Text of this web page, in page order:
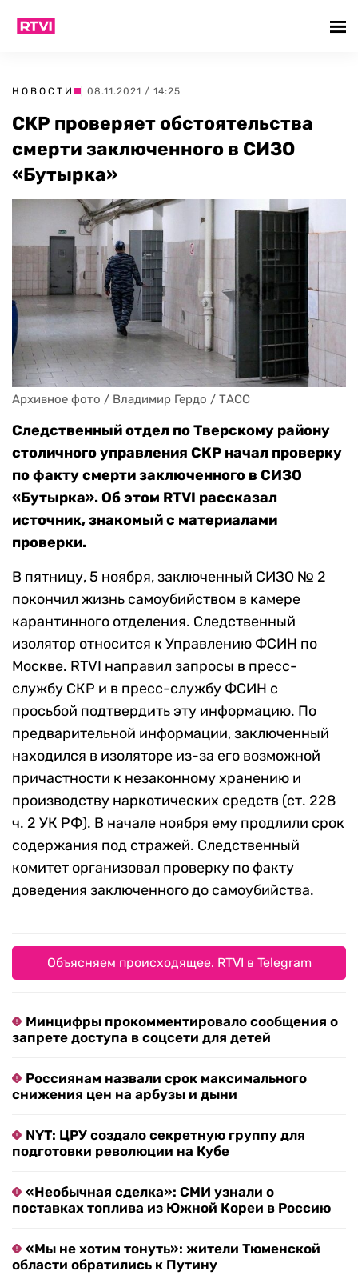
НОВОСТИ | 08.11.2021 / 14:25
СКР проверяет обстоятельства
смерти заключенного в СИЗО
«Бутырка»
Архивное фото / Владимир Гердо / ТАСС
Следственный отдел по Тверскому району
столичного управления СКР начал проверку
по факту смерти заключенного в СИЗО
«Бутырка». Об этом RTVI рассказал
источник, знакомый с материалами
проверки.
В пятницу, 5 ноября, заключенный СИЗО № 2
покончил жизнь самоубийством в камере
карантинного отделения. Следственный
изолятор относится к Управлению ФСИН по
Москве. RTVI направил запросы в пресс-
службу СКР и в пресс-службу ФСИН с
просьбой подтвердить эту информацию. По
предварительной информации, заключенный
находился в изоляторе из-за его возможной
причастности к незаконному хранению и
производству наркотических средств (ст. 228
ч. 2 УК РФ). В начале ноября ему продлили срок
содержания под стражей. Следственный
комитет организовал проверку по факту
доведения заключенного до самоубийства.
Объясняем происходящее. RTVI в Telegram
Минцифры прокомментировало сообщения о
запрете доступа в соцсети для детей
Россиянам назвали срок максимального
снижения цен на арбузы и дыни
NYT: ЦРУ создало секретную группу для
подготовки революции на Кубе
«Необычная сделка»: СМИ узнали о
поставках топлива из Южной Кореи в Россию
«Мы не хотим тонуть»: жители Тюменской
области обратились к Путину